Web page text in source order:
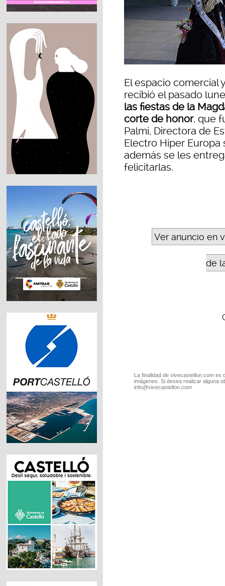
El espacio comercial
recibió el pasado
las fiestas de la
corte de honor, que
Palmi, Directora de
Electro Hiper Europa
además se les
felicitarlas.
Ver anuncio en
de
La finalidad de vivecastellon.com
imágenes. Si desea realizar alguna
info@vivecastellon.com